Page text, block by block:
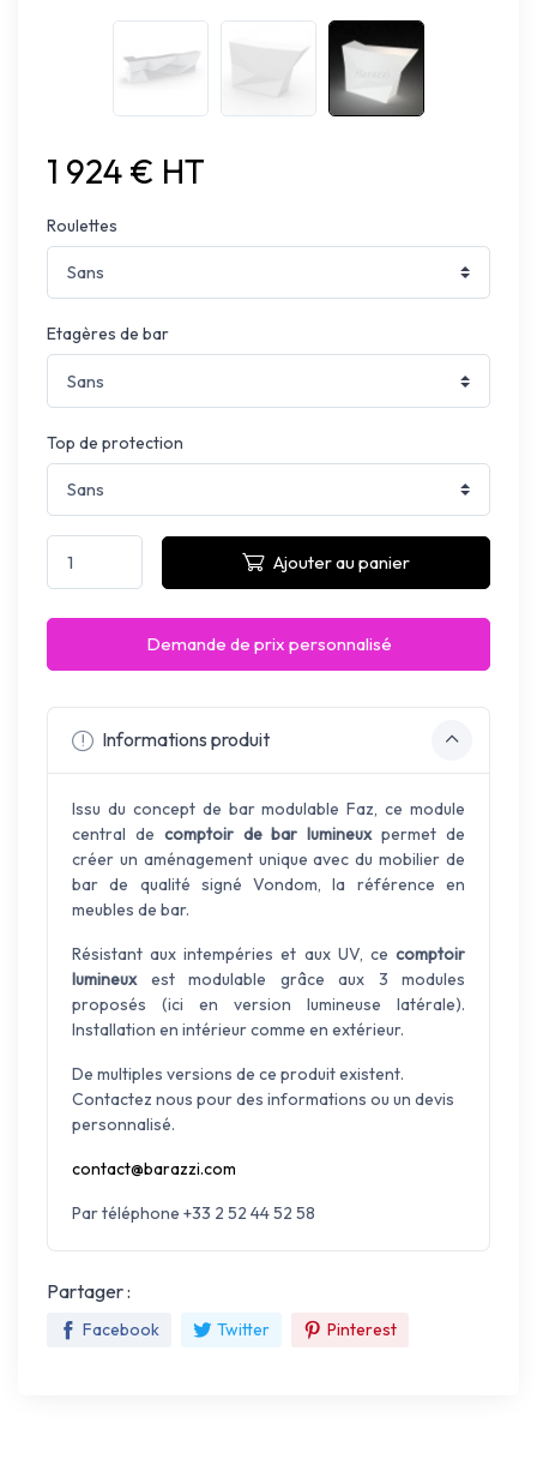
1 924 € HT
Roulettes
Etagères de bar
Top de protection
Ajouter au panier
Demande de prix personnalisé
Informations produit
Issu du concept de bar modulable Faz, ce module
central de comptoir de bar lumineuxpermet de
créer un aménagement unique avec du mobilier de
bar de qualité signé Vondom, la référence en
meubles de bar.
Résistant aux intempéries et aux UV, ce comptoir
lumineuxest modulable grâce aux 3 modules
proposés (ici en version lumineuse latérale).
Installation en intérieur comme en extérieur.
De multiples versions de ce produit existent.
Contactez nous pour des informations ou un devis
personnalisé.
contact@barazzi.com
Par téléphone +33 2 52 44 52 58
Partager :
Facebook Twitter Pinterest